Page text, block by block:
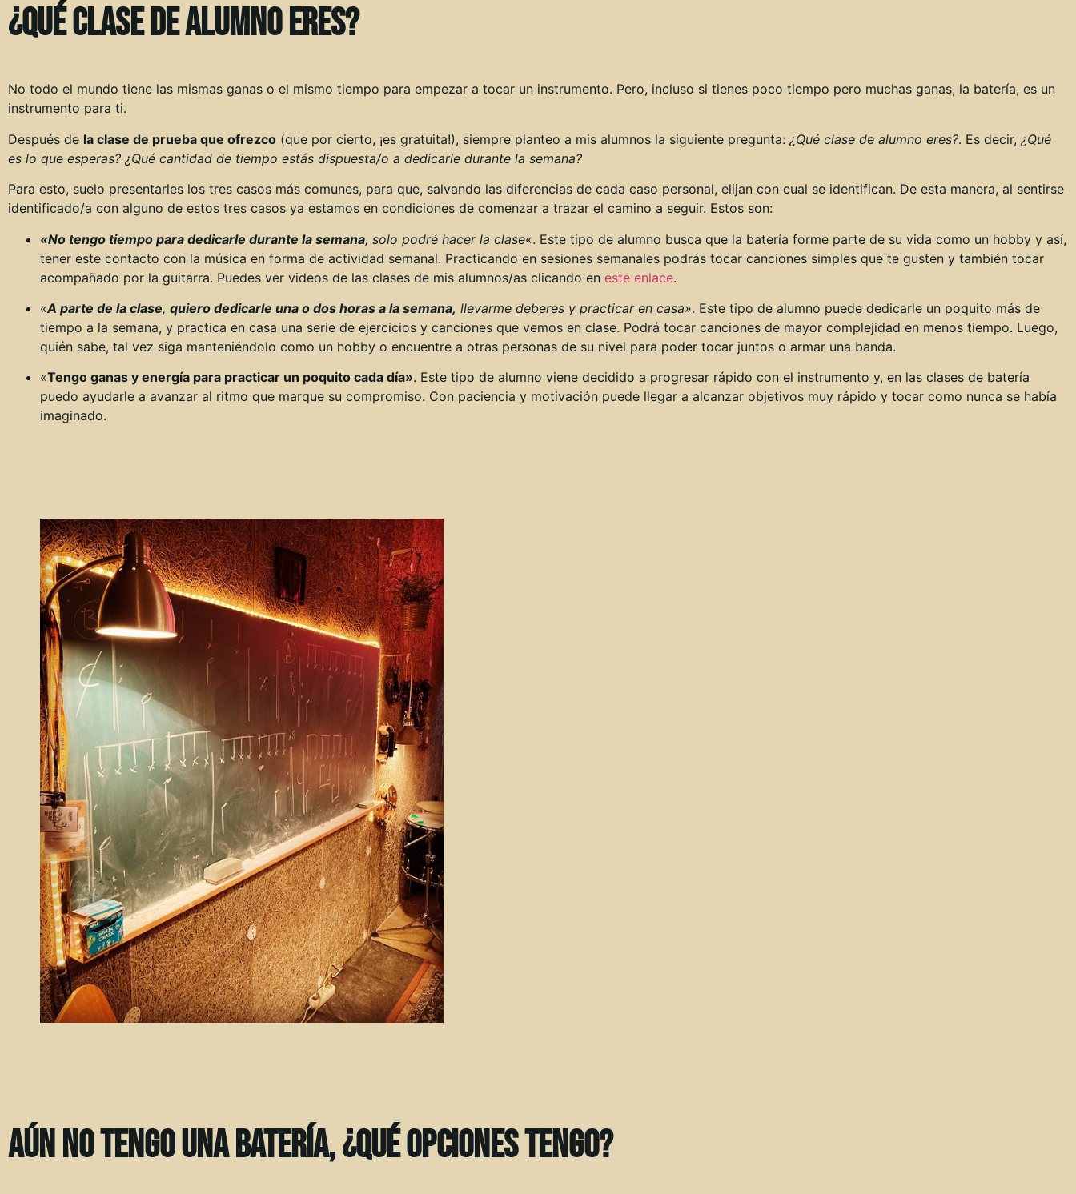
¿Qué clase de alumno eres?
No todo el mundo tiene las mismas ganas o el mismo tiempo para empezar a tocar un instrumento. Pero, incluso si tienes poco tiempo pero muchas ganas, la batería, es un
instrumento para ti.
Después de la clase de prueba que ofrezco (que por cierto, ¡es gratuita!), siempre planteo a mis alumnos la siguiente pregunta: ¿Qué clase de alumno eres?. Es decir, ¿Qué
es lo que esperas? ¿Qué cantidad de tiempo estás dispuesta/o a dedicarle durante la semana?
Para esto, suelo presentarles los tres casos más comunes, para que, salvando las diferencias de cada caso personal, elijan con cual se identifican. De esta manera, al sentirse
identificado/a con alguno de estos tres casos ya estamos en condiciones de comenzar a trazar el camino a seguir. Estos son:
«No tengo tiempo para dedicarle durante la semana, solo podré hacer la clase«. Este tipo de alumno busca que la batería forme parte de su vida como un hobby y así,
tener este contacto con la música en forma de actividad semanal. Practicando en sesiones semanales podrás tocar canciones simples que te gusten y también tocar
acompañado por la guitarra. Puedes ver videos de las clases de mis alumnos/as clicando en este enlace.
«A parte de la clase, quiero dedicarle una o dos horas a la semana, llevarme deberes y practicar en casa». Este tipo de alumno puede dedicarle un poquito más de
tiempo a la semana, y practica en casa una serie de ejercicios y canciones que vemos en clase. Podrá tocar canciones de mayor complejidad en menos tiempo. Luego,
quién sabe, tal vez siga manteniéndolo como un hobby o encuentre a otras personas de su nivel para poder tocar juntos o armar una banda.
«Tengo ganas y energía para practicar un poquito cada día». Este tipo de alumno viene decidido a progresar rápido con el instrumento y, en las clases de batería
puedo ayudarle a avanzar al ritmo que marque su compromiso. Con paciencia y motivación puede llegar a alcanzar objetivos muy rápido y tocar como nunca se había
imaginado.
Aún no tengo una batería, ¿Qué opciones tengo?